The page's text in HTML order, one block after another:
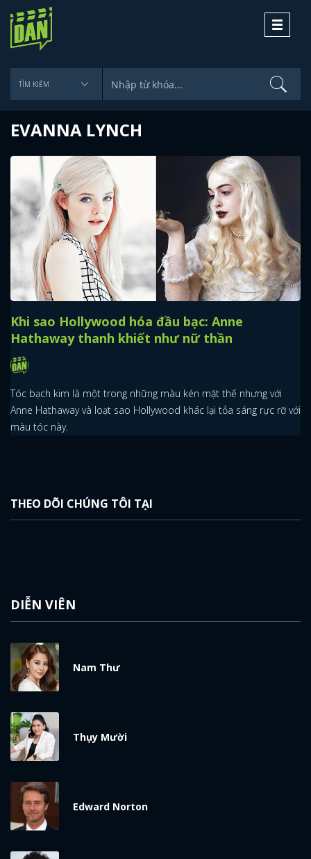
ĐĂNG NHẬP
Toggle
EVANNA LYNCH
Khi sao Hollywood hóa đầu bạc: Anne
Hathaway thanh khiết như nữ thần
Tóc bạch kim là một trong những màu kén mặt thế nhưng với
Anne Hathaway và loạt sao Hollywood khác lại tỏa sáng rực rỡ với
màu tóc này.
THEO DÕI CHÚNG TÔI TẠI
DIỄN VIÊN
Nam Thư
Thụy Mười
Edward Norton